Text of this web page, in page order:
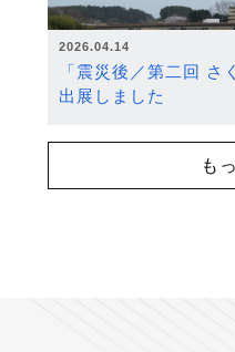
2026.04.14
「震災後／第二回 さ
出展しました
も